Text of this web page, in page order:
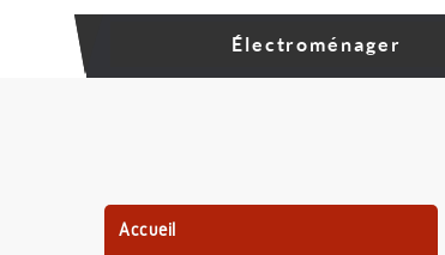
Électroménager
Accueil